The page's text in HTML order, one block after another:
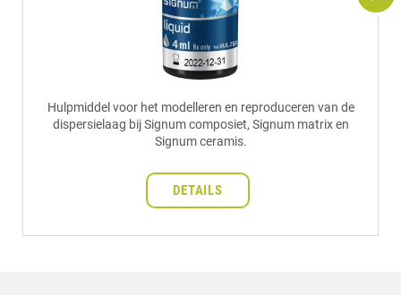
Hulpmiddel voor het modelleren en reproduceren van de
dispersielaag bij Signum composiet, Signum matrix en
Signum ceramis.
DETAILS